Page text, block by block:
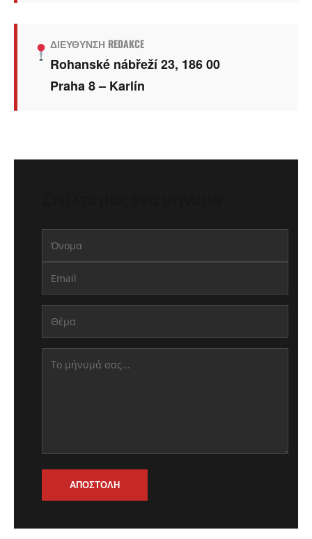
ΔΙΕΎΘΥΝΣΗ REDAKCE
Rohanské nábřeží 23, 186 00
Praha 8 – Karlín
ΑΠΟΣΤΟΛΗ